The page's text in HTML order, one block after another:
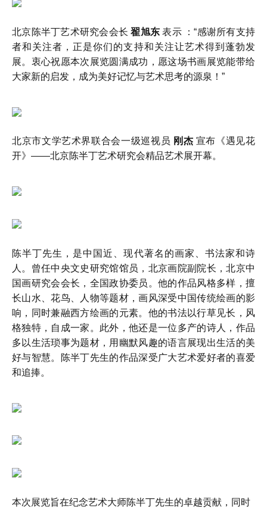
北京陈半丁艺术研究会会长翟旭东 表示 ：“感谢所有支持
者和关注者，正是你们的支持和关注让艺术得到蓬勃发
展。衷心祝愿本次展览圆满成功，愿这场书画展览能带给
大家新的启发，成为美好记忆与艺术思考的源泉！”
北京市文学艺术界联合会一级巡视员 刚杰 宣布《遇见花
开》——北京陈半丁艺术研究会精品艺术展开幕。
陈半丁先生，是中国近、现代著名的画家、书法家和诗
人。曾任中央文史研究馆馆员，北京画院副院长，北京中
国画研究会会长，全国政协委员。他的作品风格多样，擅
长山水、花鸟、人物等题材，画风深受中国传统绘画的影
响，同时兼融西方绘画的元素。他的书法以行草见长，风
格独特，自成一家。此外，他还是一位多产的诗人，作品
多以生活琐事为题材，用幽默风趣的语言展现出生活的美
好与智慧。陈半丁先生的作品深受广大艺术爱好者的喜爱
和追捧。
本次展览旨在纪念艺术大师陈半丁先生的卓越贡献，同时